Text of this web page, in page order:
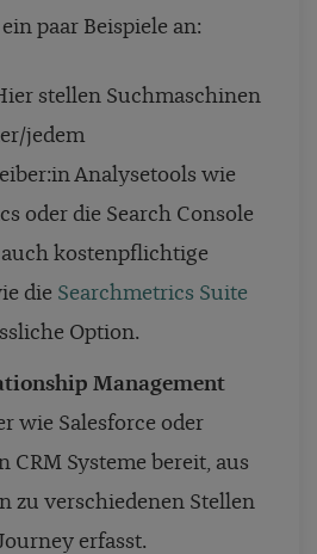
paar Beispiele an:
stellen Suchmaschinen
jedem
Analysetools wie
oder die Search Console
auch kostenpflichtige
die Searchmetrics Suite
Option.
Management
wie Salesforce oder
CRM Systeme bereit, aus
zu verschiedenen Stellen
erfasst.